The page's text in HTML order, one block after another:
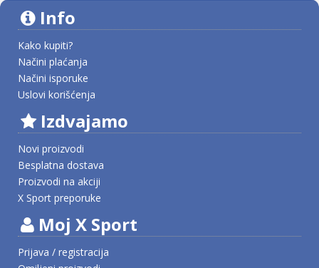
Info
Kako kupiti?
Načini plaćanja
Načini isporuke
Uslovi korišćenja
Izdvajamo
Novi proizvodi
Besplatna dostava
Proizvodi na akciji
X Sport preporuke
Moj X Sport
Prijava / registracija